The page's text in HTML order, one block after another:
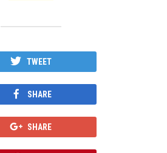
TWEET
SHARE
SHARE